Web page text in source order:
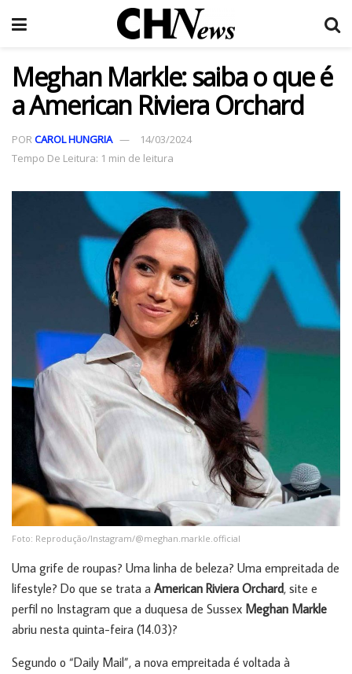
Meghan Markle: saiba o que é
a American Riviera Orchard
PORCAROL HUNGRIA
14/03/2024
Tempo De Leitura: 1 min de leitura
Foto: Reprodução/Instagram/@meghan.markle.official
Uma grife de roupas? Uma linha de beleza? Uma empreitada de
lifestyle? Do que se trata a American Riviera Orchard, site e
perfil no Instagram que a duquesa de Sussex Meghan Markle
abriu nesta quinta-feira (14.03)?
Segundo o “Daily Mail”, a nova empreitada é voltada à